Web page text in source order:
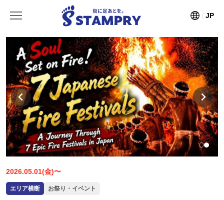
JP
2026.05.01(金)〜
エリア横断 お祭り・イベント